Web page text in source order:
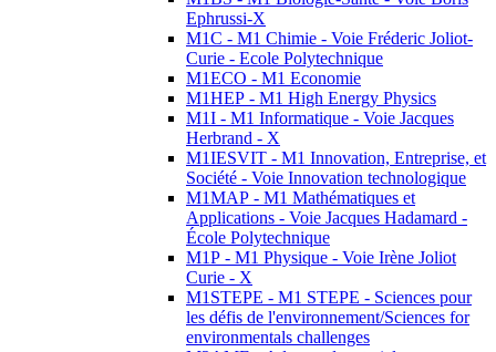
Ephrussi-X
M1C - M1 Chimie - Voie Fréderic Joliot-
Curie - Ecole Polytechnique
M1ECO - M1 Economie
M1HEP - M1 High Energy Physics
M1I - M1 Informatique - Voie Jacques
Herbrand - X
M1IESVIT - M1 Innovation, Entreprise, et
Société - Voie Innovation technologique
M1MAP - M1 Mathématiques et
Applications - Voie Jacques Hadamard -
École Polytechnique
M1P - M1 Physique - Voie Irène Joliot
Curie - X
M1STEPE - M1 STEPE - Sciences pour
les défis de l'environnement/Sciences for
environmentals challenges